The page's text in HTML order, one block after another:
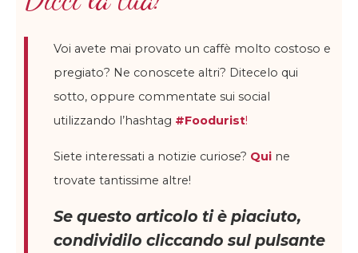
Voi avete mai provato un caffè molto costoso e
pregiato? Ne conoscete altri? Ditecelo qui
sotto, oppure commentate sui social
utilizzando l’hashtag #Foodurist!
Siete interessati a notizie curiose? Qui ne
trovate tantissime altre!
Se questo articolo ti è piaciuto,
condividilo cliccando sul pulsante